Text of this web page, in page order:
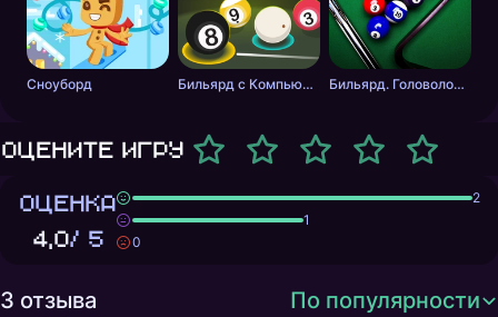
Сноуборд Бильярд с Компьютером Бильярд. Головоломка.
Оцените игру
ОЦЕНКА
4,0/ 5
2
1
0
3 отзыва По популярности